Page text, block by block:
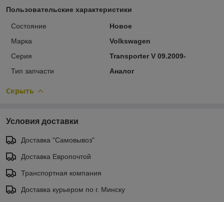
Пользовательские характеристики
Состояние
Новое
Марка
Volkswagen
Серия
Transporter V 09.2009-
Тип запчасти
Аналог
Скрыть
Условия доставки
Доставка "Самовывоз"
Доставка Европочтой
Транспортная компания
Доставка курьером по г. Минску